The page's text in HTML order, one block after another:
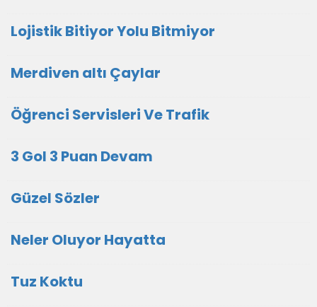
Lojistik Bitiyor Yolu Bitmiyor
Merdiven altı Çaylar
Öğrenci Servisleri Ve Trafik
3 Gol 3 Puan Devam
Güzel Sözler
Neler Oluyor Hayatta
Tuz Koktu